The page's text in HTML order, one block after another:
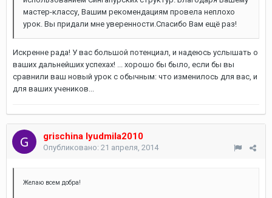
мастер-классу, Вашим рекомендациям провела неплохо
урок. Вы придали мне уверенности.Спасибо Вам ещё раз!
Искренне рада! У вас большой потенциал, и надеюсь услышать о
ваших дальнейших успехах! ... хорошо бы было, если бы вы
сравнили ваш новый урок с обычным: что изменилось для вас, и
для ваших учеников...
grischina lyudmila2010
Опубликовано: 21 апреля, 2014
Желаю всем добра!